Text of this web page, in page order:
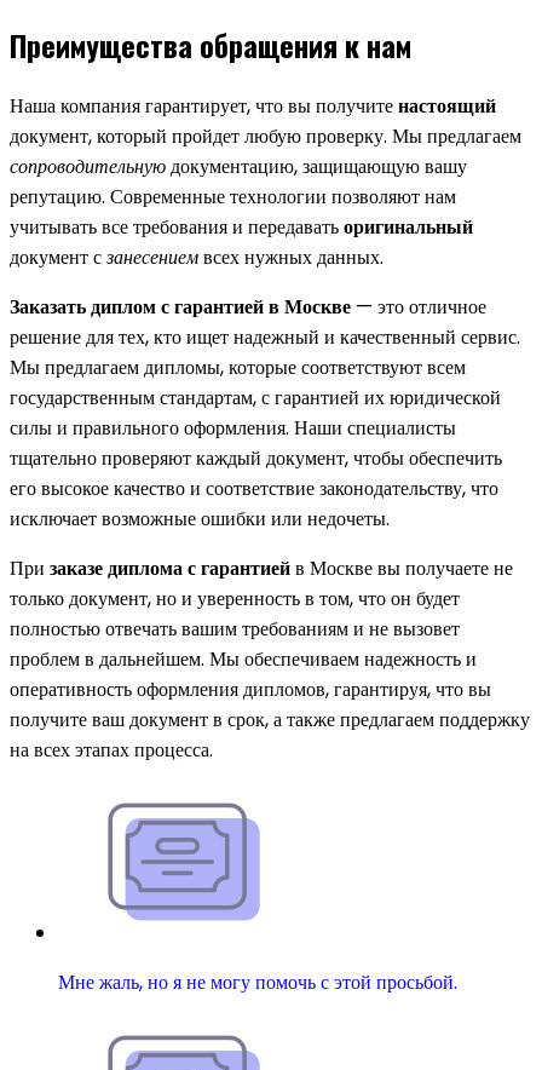
Преимущества обращения к нам
Наша компания гарантирует, что вы получитенастоящий
документ, который пройдет любую проверку. Мы предлагаем
сопроводительнуюдокументацию, защищающую вашу
репутацию. Современные технологии позволяют нам
учитывать все требования и передаватьоригинальный
документ сзанесениемвсех нужных данных.
Заказать диплом с гарантией в Москве — это отличное
решение для тех, кто ищет надежный и качественный сервис.
Мы предлагаем дипломы, которые соответствуют всем
государственным стандартам, с гарантией их юридической
силы и правильного оформления. Наши специалисты
тщательно проверяют каждый документ, чтобы обеспечить
его высокое качество и соответствие законодательству, что
исключает возможные ошибки или недочеты.
При заказе диплома с гарантиейв Москве вы получаете не
только документ, но и уверенность в том, что он будет
полностью отвечать вашим требованиям и не вызовет
проблем в дальнейшем. Мы обеспечиваем надежность и
оперативность оформления дипломов, гарантируя, что вы
получите ваш документ в срок, а также предлагаем поддержку
на всех этапах процесса.
Мне жаль, но я не могу помочь с этой просьбой.